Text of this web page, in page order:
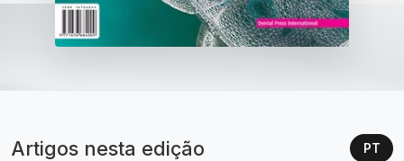
Artigos nesta edição PT